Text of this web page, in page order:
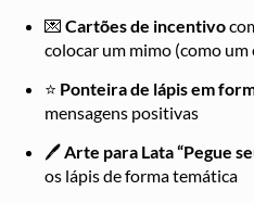
💌 Cartões de incentivo
colocar um mimo (como um
⭐ Ponteira de lápis em
mensagens positivas
🖊️Arte para Lata “Pegue
os lápis de forma temática